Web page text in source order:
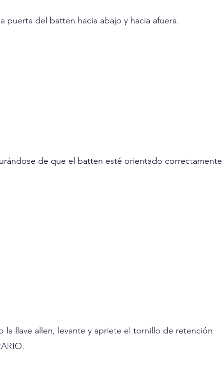
puerta del batten hacia abajo y hacia afuera.
de que el batten esté orientado correctamente
la llave allen, levante y apriete el tornillo de retención